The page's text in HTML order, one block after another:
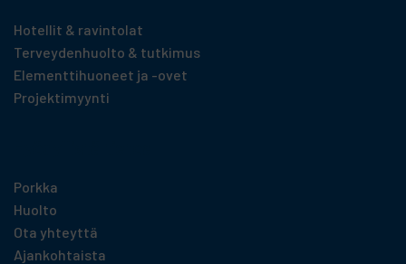
Hotellit & ravintolat
Terveydenhuolto & tutkimus
Elementti­huoneet ja -ovet
Projektimyynti
Porkka
Huolto
Ota yhteyttä
Ajankohtaista